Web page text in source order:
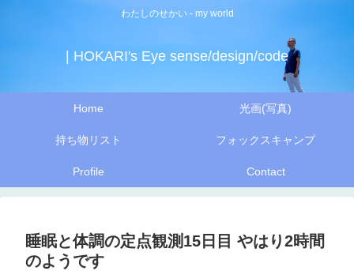
わたしのせかい - my world
| HOKARI's Eye sense/design/code
Home 光画(写真)
持ち物リスト フォックスキャンプ
Profile Contact
睡眠と体調の定点観測15日目 やはり2時間
のようです